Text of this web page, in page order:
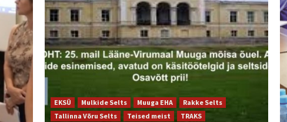
EKSÜ Mulkide Selts Muuga EHA
Rakke Selts
Tallinna Võru Selts
Teised meist
TRAKS